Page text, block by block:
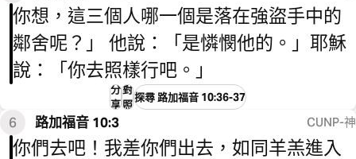
你想，這三個人哪一個是落在強盜手中的
鄰舍呢？」 他說：「是憐憫他的。」耶穌
說：「你去照樣行吧。」
分
享
對
照
探尋 路加福音 10:36-37
6 路加福音 10:3 CUNP-神
你們去吧！我差你們出去，如同羊羔進入